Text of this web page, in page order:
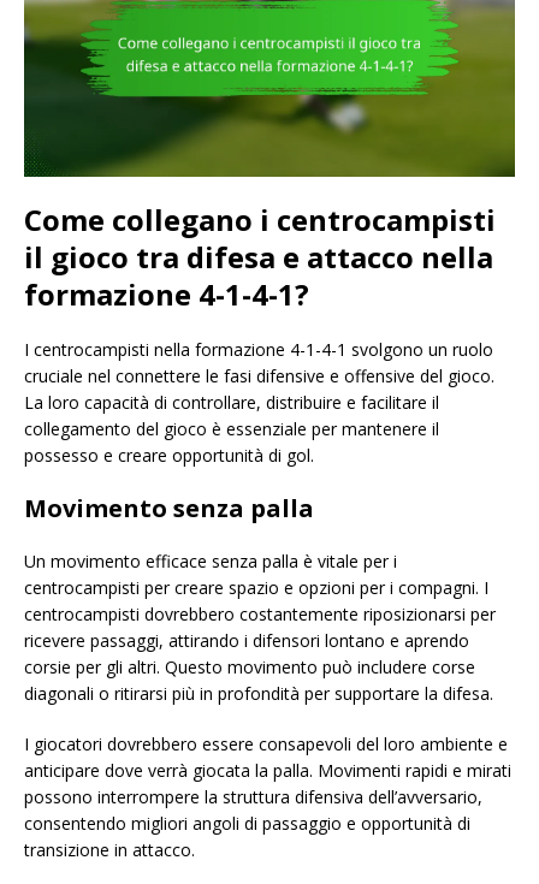
Come collegano i centrocampisti
il gioco tra difesa e attacco nella
formazione 4-1-4-1?
I centrocampisti nella formazione 4-1-4-1 svolgono un ruolo
cruciale nel connettere le fasi difensive e offensive del gioco.
La loro capacità di controllare, distribuire e facilitare il
collegamento del gioco è essenziale per mantenere il
possesso e creare opportunità di gol.
Movimento senza palla
Un movimento efficace senza palla è vitale per i
centrocampisti per creare spazio e opzioni per i compagni. I
centrocampisti dovrebbero costantemente riposizionarsi per
ricevere passaggi, attirando i difensori lontano e aprendo
corsie per gli altri. Questo movimento può includere corse
diagonali o ritirarsi più in profondità per supportare la difesa.
I giocatori dovrebbero essere consapevoli del loro ambiente e
anticipare dove verrà giocata la palla. Movimenti rapidi e mirati
possono interrompere la struttura difensiva dell’avversario,
consentendo migliori angoli di passaggio e opportunità di
transizione in attacco.